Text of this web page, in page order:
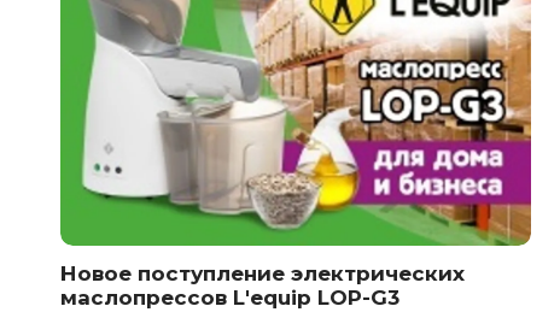
Новое поступление электрических
маслопрессов L'equip LOP-G3